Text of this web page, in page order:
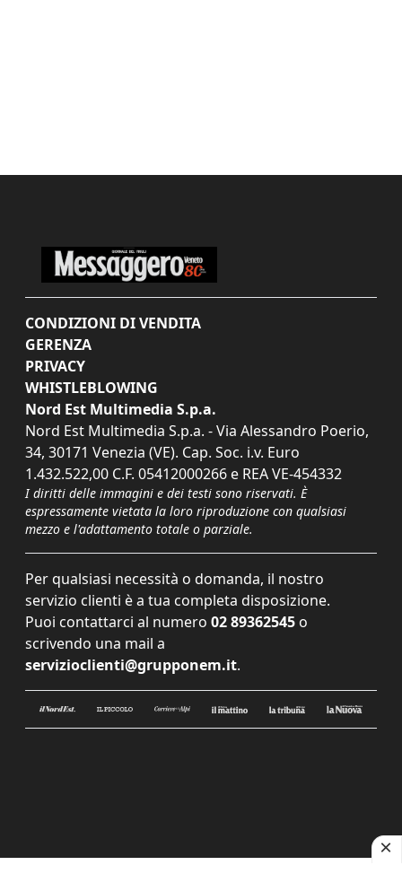
CONDIZIONI DI VENDITA
GERENZA
PRIVACY
WHISTLEBLOWING
Nord Est Multimedia S.p.a.
Nord Est Multimedia S.p.a. - Via Alessandro Poerio,
34, 30171 Venezia (VE). Cap. Soc. i.v. Euro
1.432.522,00 C.F. 05412000266 e REA VE-454332
I diritti delle immagini e dei testi sono riservati. È
espressamente vietata la loro riproduzione con qualsiasi
mezzo e l'adattamento totale o parziale.
Per qualsiasi necessità o domanda, il nostro
servizio clienti è a tua completa disposizione.
Puoi contattarci al numero 02 89362545 o
scrivendo una mail a
servizioclienti@grupponem.it.